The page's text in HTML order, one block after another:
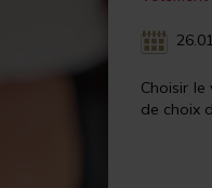
Choisir
de choix